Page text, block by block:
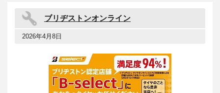
ブリヂストンオンライン
2026年4月8日